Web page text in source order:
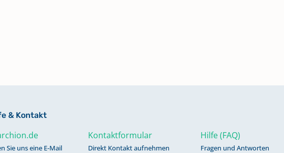
Trauungen 1700-
1814
& Kontakt
Sie uns eine E-Mail
Kontaktformular
Direkt Kontakt aufnehmen
Hilfe (FAQ)
Fragen und Antworten